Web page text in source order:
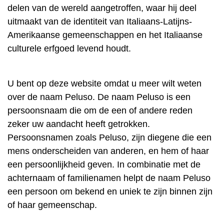
delen van de wereld aangetroffen, waar hij deel
uitmaakt van de identiteit van Italiaans-Latijns-
Amerikaanse gemeenschappen en het Italiaanse
culturele erfgoed levend houdt.
U bent op deze website omdat u meer wilt weten
over de naam Peluso. De naam Peluso is een
persoonsnaam die om de een of andere reden
zeker uw aandacht heeft getrokken.
Persoonsnamen zoals Peluso, zijn diegene die een
mens onderscheiden van anderen, en hem of haar
een persoonlijkheid geven. In combinatie met de
achternaam of familienamen helpt de naam Peluso
een persoon om bekend en uniek te zijn binnen zijn
of haar gemeenschap.